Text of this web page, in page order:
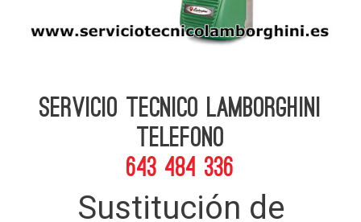
Servicio Tecnico Lamborghini
telefono
643 484 336
Sustitución de